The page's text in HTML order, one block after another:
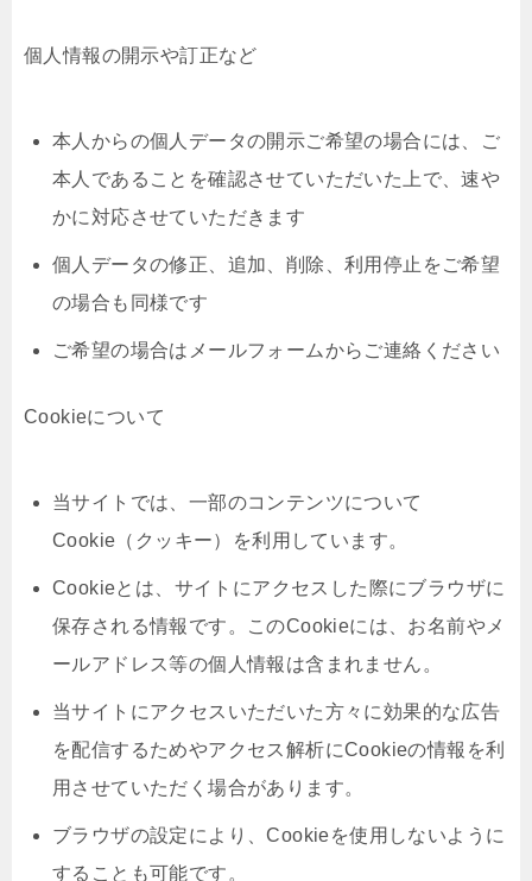
個人情報の開示や訂正など
本人からの個人データの開示ご希望の場合には、ご
本人であることを確認させていただいた上で、速や
かに対応させていただきます
個人データの修正、追加、削除、利用停止をご希望
の場合も同様です
ご希望の場合はメールフォームからご連絡ください
Cookieについて
当サイトでは、一部のコンテンツについて
Cookie（クッキー）を利用しています。
Cookieとは、サイトにアクセスした際にブラウザに
保存される情報です。このCookieには、お名前やメ
ールアドレス等の個人情報は含まれません。
当サイトにアクセスいただいた方々に効果的な広告
を配信するためやアクセス解析にCookieの情報を利
用させていただく場合があります。
ブラウザの設定により、Cookieを使用しないように
することも可能です。